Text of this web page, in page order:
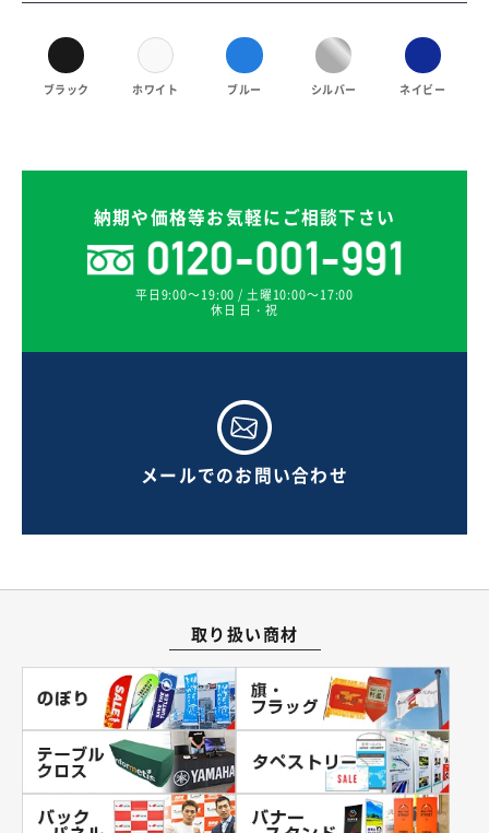
ブラック ホワイト ブルー シルバー ネイビー
納期や価格等お気軽にご相談下さい
平日9:00～19:00 / 土曜10:00～17:00
休日 日・祝
メールでのお問い合わせ
取り扱い商材